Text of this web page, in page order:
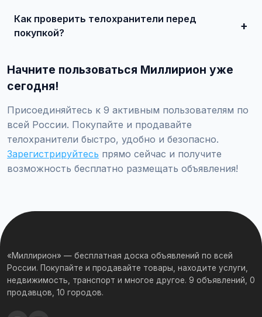
необходимости воспользуйтесь платным продвижением
— ваше объявление поднимется в топ.
Как проверить телохранители перед
покупкой?
технического состояния и проверки пробега.
Начните пользоваться Миллирион уже
сегодня!
Присоединяйтесь к 9 активным пользователям по
всей России. Покупайте и продавайте
телохранители быстро, удобно и безопасно.
Зарегистрируйтесь прямо сейчас и получите
возможность бесплатно размещать объявления!
«Миллирион» — бесплатная доска объявлений по всей
России. Покупайте и продавайте товары, находите услуги,
недвижимость, транспорт и многое другое. 9 объявлений, 0
продавцов, 10 городов.